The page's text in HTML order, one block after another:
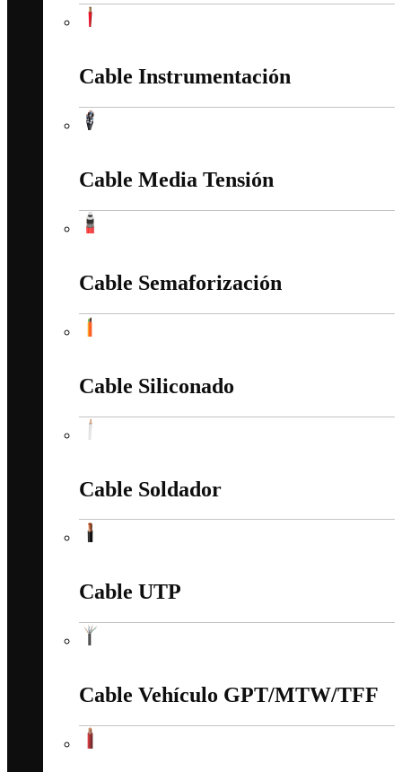
Cable Instrumentación
Cable Media Tensión
Cable Semaforización
Cable Siliconado
Cable Soldador
Cable UTP
Cable Vehículo GPT/MTW/TFF